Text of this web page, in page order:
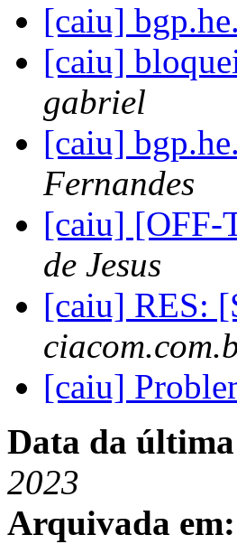
[caiu]
[caiu]
gabriel
[caiu]
Fernandes
[caiu] [OFF-
de Jesus
[caiu] RES:
[caiu]
Data da
2023
Arquivada em: